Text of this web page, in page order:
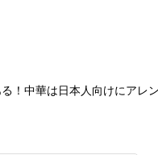
！中華は日本人向けにアレ